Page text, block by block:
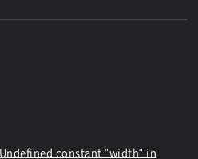
constant "width" in